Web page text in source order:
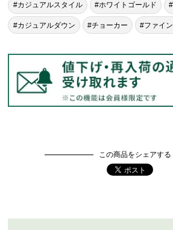
#カジュアルスタイル #ホワイトゴールド
#カジュアルダウン #チョーカー #ファイ
この商品をシェアする